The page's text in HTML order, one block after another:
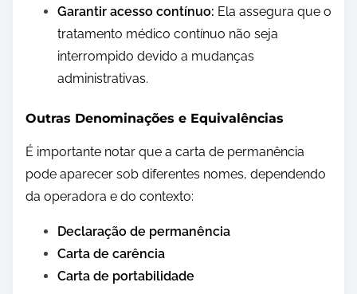
Garantir acesso contínuo: Ela assegura que o
tratamento médico contínuo não seja
interrompido devido a mudanças
administrativas.
Outras Denominações e Equivalências
É importante notar que a carta de permanência
pode aparecer sob diferentes nomes, dependendo
da operadora e do contexto:
Declaração de permanência
Carta de carência
Carta de portabilidade